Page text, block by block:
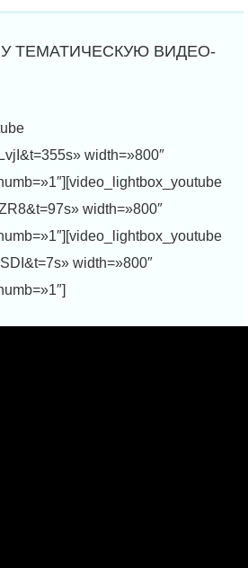
width=»800″
width=»800″
width=»800″